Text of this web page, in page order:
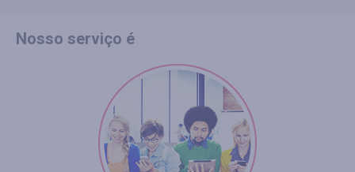
Nosso serviço é